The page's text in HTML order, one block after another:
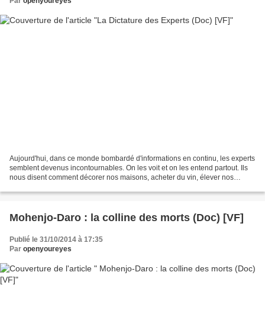
Aujourd'hui, dans ce monde bombardé d'informations en continu, les experts
semblent devenus incontournables. On les voit et on les entend partout. Ils
nous disent comment décorer nos maisons, acheter du vin, élever nos
Mohenjo-Daro : la colline des morts (Doc) [VF]
Publié le 31/10/2014 à 17:35
Par openyoureyes